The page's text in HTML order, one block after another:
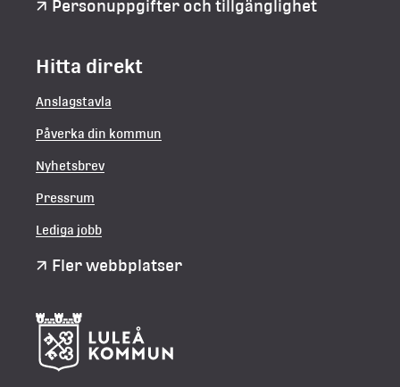
Personuppgifter och tillgänglighet
Hitta direkt
Anslagstavla
Påverka din kommun
Nyhetsbrev
Pressrum
Lediga jobb
Fler webbplatser